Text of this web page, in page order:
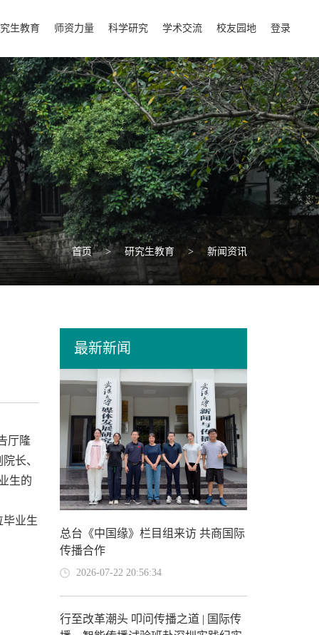
生教育 师资力量 科学研究 学术交流 校友园地 登录
首页 > 研究生教育 > 新闻资讯
厅隆
长、
生的
毕业生
最新新闻
总台《中国缘》栏目组来访 共商国际
传播合作
2026-07-22 20:56:34
行至改革潮头 叩问传播之道 | 国际传